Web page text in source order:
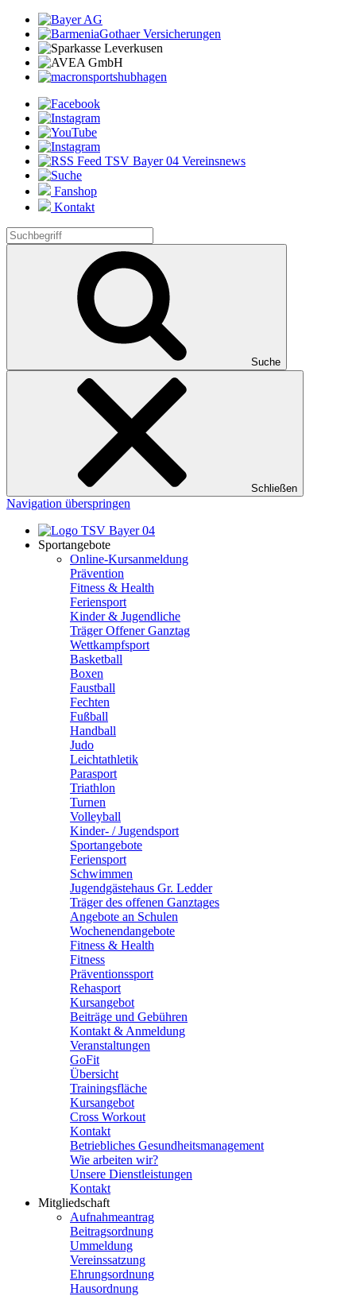
Fanshop
Kontakt
Suche
Schließen
Navigation überspringen
Sportangebote
Online-Kursanmeldung
Prävention
Fitness & Health
Feriensport
Kinder & Jugendliche
Träger Offener Ganztag
Wettkampfsport
Basketball
Boxen
Faustball
Fechten
Fußball
Handball
Judo
Leichtathletik
Parasport
Triathlon
Turnen
Volleyball
Kinder- / Jugendsport
Sportangebote
Feriensport
Schwimmen
Jugendgästehaus Gr. Ledder
Träger des offenen Ganztages
Angebote an Schulen
Wochenendangebote
Fitness & Health
Fitness
Präventionssport
Rehasport
Kursangebot
Beiträge und Gebühren
Kontakt & Anmeldung
Veranstaltungen
GoFit
Übersicht
Trainingsfläche
Kursangebot
Cross Workout
Kontakt
Betriebliches Gesundheitsmanagement
Wie arbeiten wir?
Unsere Dienstleistungen
Kontakt
Mitgliedschaft
Aufnahmeantrag
Beitragsordnung
Ummeldung
Vereinssatzung
Ehrungsordnung
Hausordnung